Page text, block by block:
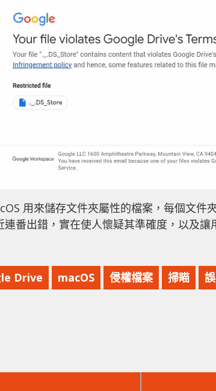
用來儲存文件夾屬性的檔案，每個文
番出錯，實在使人懷疑其準確度，以及讓
Drive macOS 侵權檔案 掃瞄